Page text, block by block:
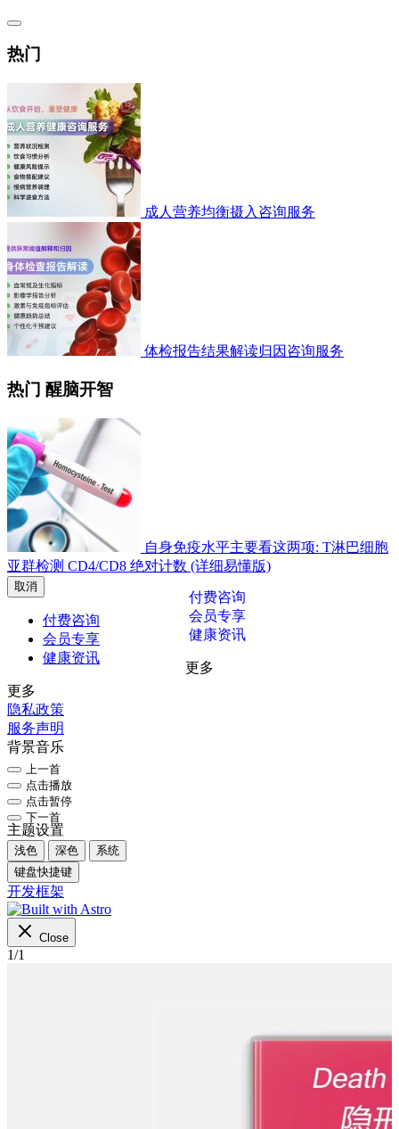
热门
成人营养均衡摄入咨询服务
体检报告结果解读归因咨询服务
热门 醒脑开智
自身免疫水平主要看这两项: T淋巴细胞
亚群检测 CD4/CD8 绝对计数 (详细易懂版)
取消
付费咨询
付费咨询
会员专享
会员专享
健康资讯
健康资讯
更多
更多
隐私政策
服务声明
背景音乐
上一首
点击播放
点击暂停
下一首
主题设置
浅色 深色
系统
键盘快捷键
开发框架
Close
1/1